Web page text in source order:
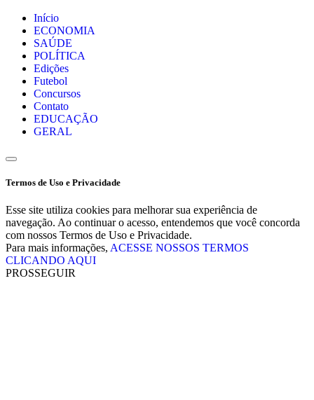
Início
ECONOMIA
SAÚDE
POLÍTICA
Edições
Futebol
Concursos
Contato
EDUCAÇÃO
GERAL
Termos de Uso e Privacidade
Esse site utiliza cookies para melhorar sua experiência de
navegação. Ao continuar o acesso, entendemos que você concorda
com nossos Termos de Uso e Privacidade.
Para mais informações, ACESSE NOSSOS TERMOS
CLICANDO AQUI
PROSSEGUIR